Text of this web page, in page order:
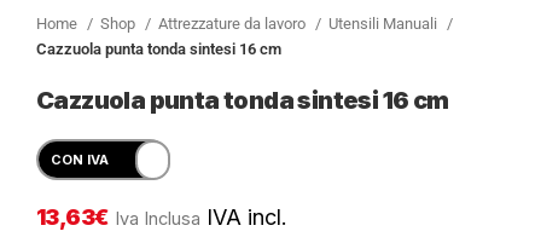
Home Shop Attrezzature da lavoro
Utensili Manuali
Cazzuola punta tonda sintesi 16 cm
Cazzuola punta tonda sintesi 16 cm
13,63€ Iva Inclusa IVA incl.